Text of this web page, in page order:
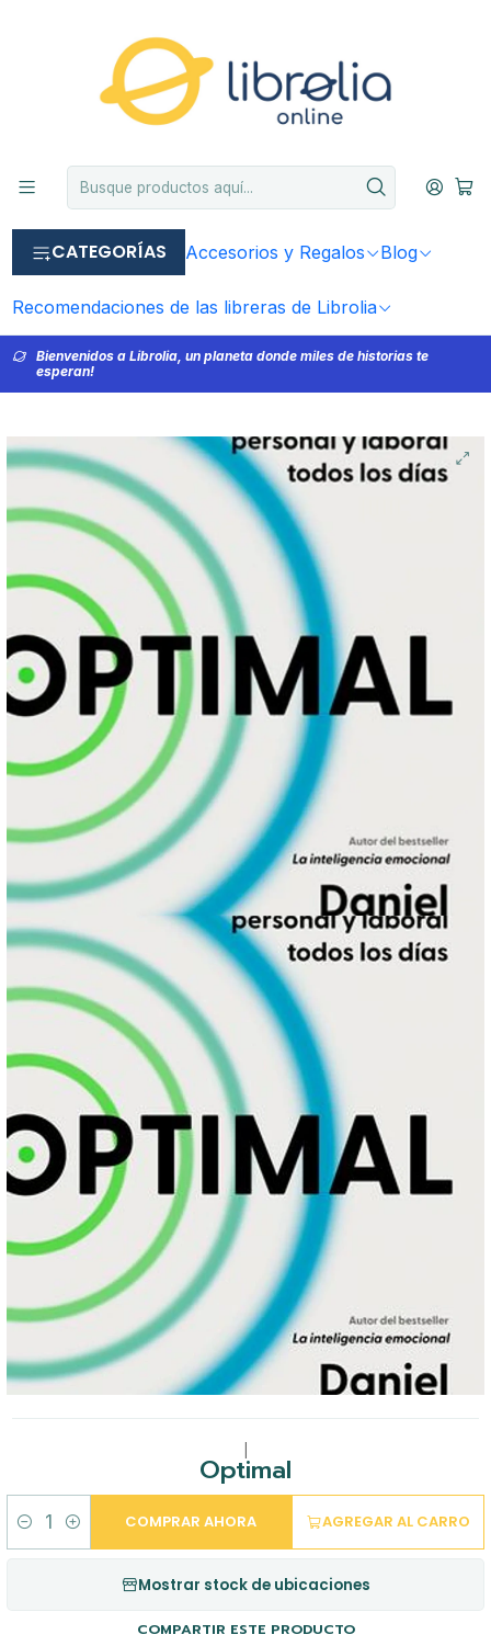
CATEGORÍAS Accesorios y Regalos Blog
Recomendaciones de las libreras de Librolia
Bienvenidos a Librolia, un planeta donde miles de historias te
esperan!
Optimal
Cantidad
AGREGAR AL CARRO
COMPRAR AHORA
Mostrar stock de ubicaciones
COMPARTIR ESTE PRODUCTO